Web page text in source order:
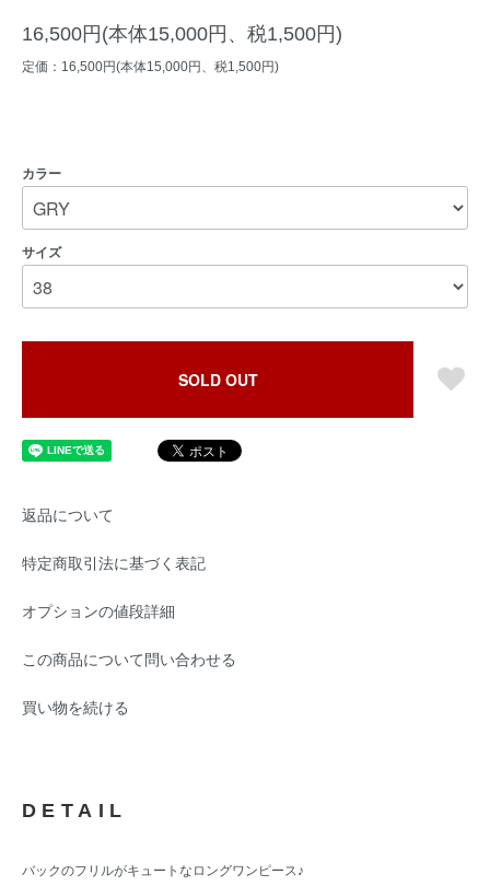
16,500円(本体15,000円、税1,500円)
定価：16,500円(本体15,000円、税1,500円)
カラー
サイズ
SOLD OUT
返品について
特定商取引法に基づく表記
オプションの値段詳細
この商品について問い合わせる
買い物を続ける
DETAIL
バックのフリルがキュートなロングワンピース♪